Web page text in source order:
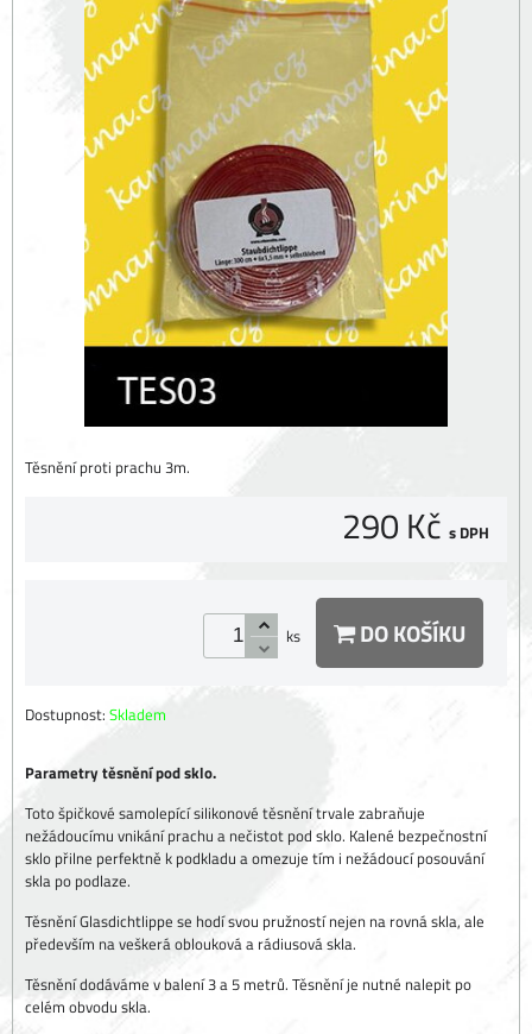
Těsnění proti prachu 3m.
290 Kč s DPH
ks DO KOŠÍKU
Dostupnost: Skladem
Parametry těsnění pod sklo.
Toto špičkové samolepící silikonové těsnění trvale zabraňuje
nežádoucímu vnikání prachu a nečistot pod sklo. Kalené bezpečnostní
sklo přilne perfektně k podkladu a omezuje tím i nežádoucí posouvání
skla po podlaze.
Těsnění Glasdichtlippe se hodí svou pružností nejen na rovná skla, ale
především na veškerá oblouková a rádiusová skla.
Těsnění dodáváme v balení 3 a 5 metrů. Těsnění je nutné nalepit po
celém obvodu skla.